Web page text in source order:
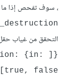
، سوف تفحص إذا ما
التحقق من غياب
{in:
[true, false